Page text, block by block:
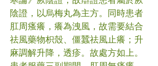
陰證，以烏梅丸為主方。同時患者
肛周瘙癢，癢為洩風，故需要結合
祛風藥物枳殼、僵蠶祛風止癢；升
麻調解升降，透疹。故處方如上。